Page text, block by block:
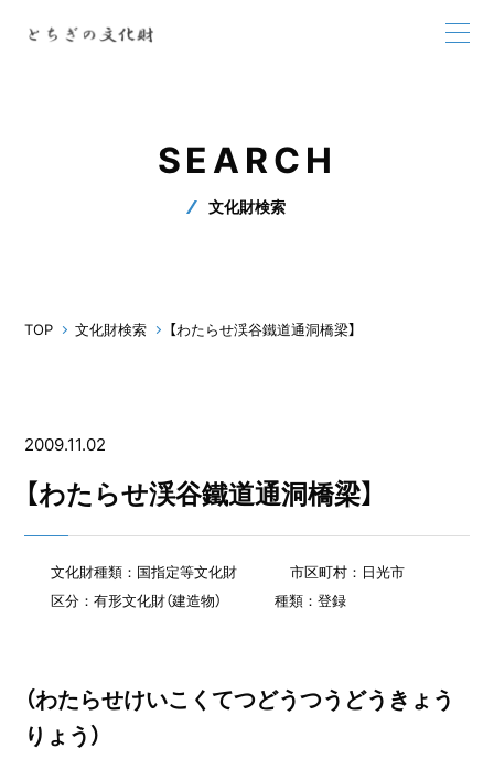
SEARCH
文化財検索
TOP 文化財検索 【わたらせ渓谷鐵道通洞橋梁】
2009.11.02
【わたらせ渓谷鐵道通洞橋梁】
文化財種類：国指定等文化財
市区町村：日光市
区分：有形文化財（建造物）
種類：登録
（わたらせけいこくてつどうつうどうきょう
りょう）